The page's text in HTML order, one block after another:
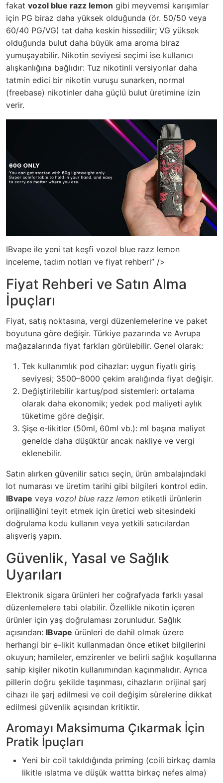
fakat vozol blue razz lemon gibi meyvemsi karışımlar
için PG biraz daha yüksek olduğunda (ör. 50/50 veya
60/40 PG/VG) tat daha keskin hissedilir; VG yüksek
olduğunda bulut daha büyük ama aroma biraz
yumuşayabilir. Nikotin seviyesi seçimi ise kullanıcı
alışkanlığına bağlıdır: Tuz nikotinli versiyonlar daha
tatmin edici bir nikotin vuruşu sunarken, normal
(freebase) nikotinler daha güçlü bulut üretimine izin
verir.
IBvape ile yeni tat keşfi vozol blue razz lemon
inceleme, tadım notları ve fiyat rehberi” />
Fiyat Rehberi ve Satın Alma
İpuçları
Fiyat, satış noktasına, vergi düzenlemelerine ve paket
boyutuna göre değişir. Türkiye pazarında ve Avrupa
mağazalarında fiyat farkları görülebilir. Genel olarak:
Tek kullanımlık pod cihazlar: uygun fiyatlı giriş
seviyesi; 3500–8000 çekim aralığında fiyat değişir.
Değiştirilebilir kartuş/pod sistemleri: ortalama
olarak daha ekonomik; yedek pod maliyeti aylık
tüketime göre değişir.
Şişe e-likitler (50ml, 60ml vb.): ml başına maliyet
genelde daha düşüktür ancak nakliye ve vergi
eklenebilir.
Satın alırken güvenilir satıcı seçin, ürün ambalajındaki
lot numarası ve üretim tarihi gibi bilgileri kontrol edin.
IBvape veya vozol blue razz lemon etiketli ürünlerin
orijinalliğini teyit etmek için üretici web sitesindeki
doğrulama kodu kullanın veya yetkili satıcılardan
alışveriş yapın.
Güvenlik, Yasal ve Sağlık
Uyarıları
Elektronik sigara ürünleri her coğrafyada farklı yasal
düzenlemelere tabi olabilir. Özellikle nikotin içeren
ürünler için yaş doğrulaması zorunludur. Sağlık
açısından: IBvape ürünleri de dahil olmak üzere
herhangi bir e-likit kullanmadan önce etiket bilgilerini
okuyun; hamileler, emzirenler ve belirli sağlık koşullarına
sahip kişiler nikotin kullanımından kaçınmalıdır. Ayrıca
pillerin doğru şekilde taşınması, cihazların orijinal şarj
cihazı ile şarj edilmesi ve coil değişim sürelerine dikkat
edilmesi güvenlik açısından kritiktir.
Aromayı Maksimuma Çıkarmak İçin
Pratik İpuçları
Yeni bir coil takıldığında priming (coili birkaç damla
likitle ıslatma ve düşük wattta birkaç nefes alma)